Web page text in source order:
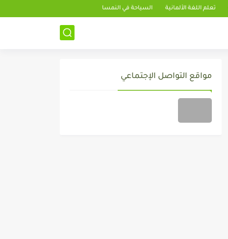
تعلم اللغة الألمانية السياحة في النمسا
مواقع التواصل الإجتماعي